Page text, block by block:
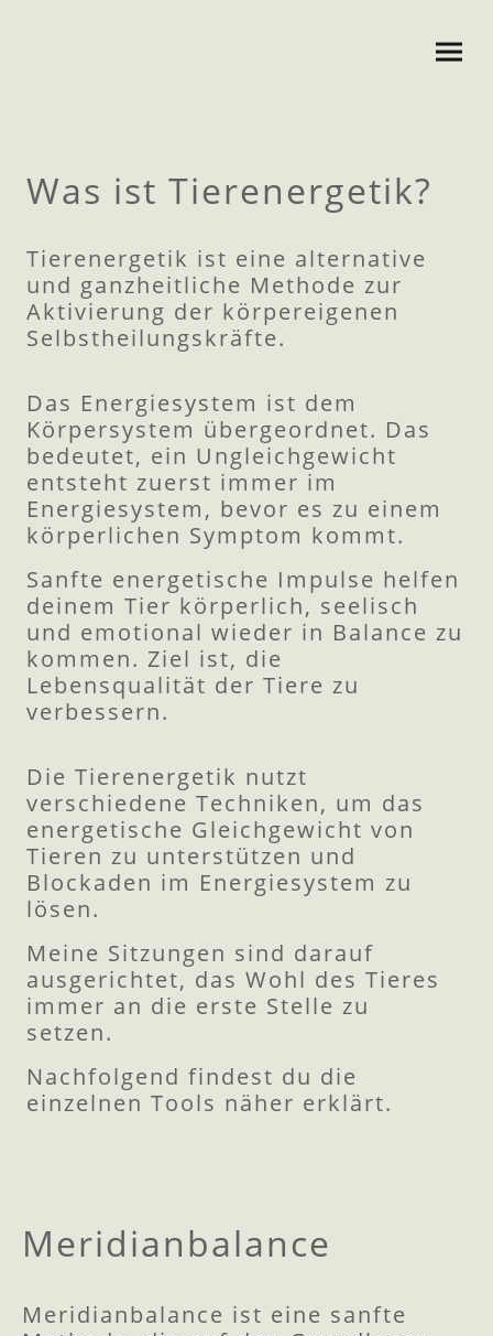
Was ist Tierenergetik?
Tierenergetik ist eine alternative
und ganzheitliche Methode zur
Aktivierung der körpereigenen
Selbstheilungskräfte.
Das Energiesystem ist dem
Körpersystem übergeordnet. Das
bedeutet, ein Ungleichgewicht
entsteht zuerst immer im
Energiesystem, bevor es zu einem
körperlichen Symptom kommt.
Sanfte energetische Impulse helfen
deinem Tier körperlich, seelisch
und emotional wieder in Balance zu
kommen. Ziel ist, die
Lebensqualität der Tiere zu
verbessern.
Die Tierenergetik nutzt
verschiedene Techniken, um das
energetische Gleichgewicht von
Tieren zu unterstützen und
Blockaden im Energiesystem zu
lösen.
Meine Sitzungen sind darauf
ausgerichtet, das Wohl des Tieres
immer an die erste Stelle zu
setzen.
Nachfolgend findest du die
einzelnen Tools näher erklärt.
Meridianbalance
Meridianbalance ist eine sanfte